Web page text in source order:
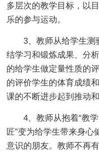
多层次的教学目标，以
乐的参与运动。
3、教师从给学生测
结学习和锻炼成果、分
的给学生做定量性质的
的评价学生的体育成绩
课的不断进步起到推动
4、教师从抱着“教
匠”变为给学生带来身
意识的朋友。教师不再